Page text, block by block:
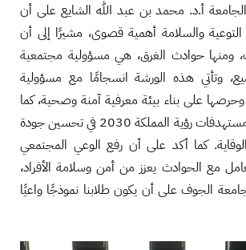
أ.د. محمد بن عبد الله الشايع على أن
التوعية والسلامة أهمية قصوى، مشيرًا إلى أن
ومنها حوادث الغرق، هي مسؤولية مجتمعية
وتأتي هذه الورشة انسجامًا مع مسؤولية
على بناء بيئة معرفية آمنة وصحية، كما
تتكامل أهدافها مع مستهدفات رؤية المملكة 2030 في تحسين جودة
كما أكد على أن رفع الوعي المجتمعي
مع الحوادث يعزز من أمن وسلامة الأفراد،
الجوف على أن يكون طلابنا نموذجًا واعيًا